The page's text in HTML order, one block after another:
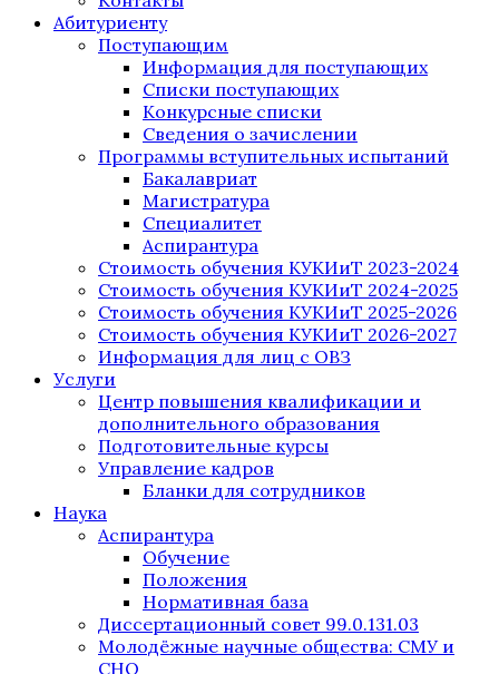
Абитуриенту
Поступающим
Информация для поступающих
Списки поступающих
Конкурсные списки
Сведения о зачислении
Программы вступительных испытаний
Бакалавриат
Магистратура
Специалитет
Аспирантура
Стоимость обучения КУКИиТ 2023-2024
Стоимость обучения КУКИиТ 2024-2025
Стоимость обучения КУКИиТ 2025-2026
Стоимость обучения КУКИиТ 2026-2027
Информация для лиц с ОВЗ
Услуги
Центр повышения квалификации и
дополнительного образования
Подготовительные курсы
Управление кадров
Бланки для сотрудников
Наука
Аспирантура
Обучение
Положения
Нормативная база
Диссертационный совет 99.0.131.03
Молодёжные научные общества: СМУ и
СНО